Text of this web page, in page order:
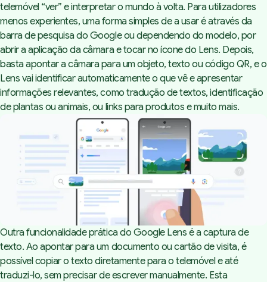
telemóvel “ver” e interpretar o mundo à volta. Para utilizadores
menos experientes, uma forma simples de a usar é através da
barra de pesquisa do Google ou dependendo do modelo, por
abrir a aplicação da câmara e tocar no ícone do Lens. Depois,
basta apontar a câmara para um objeto, texto ou código QR, e o
Lens vai identificar automaticamente o que vê e apresentar
informações relevantes, como tradução de textos, identificação
de plantas ou animais, ou links para produtos e muito mais.
Outra funcionalidade prática do Google Lens é a captura de
texto. Ao apontar para um documento ou cartão de visita, é
possível copiar o texto diretamente para o telemóvel e até
traduzi-lo, sem precisar de escrever manualmente. Esta